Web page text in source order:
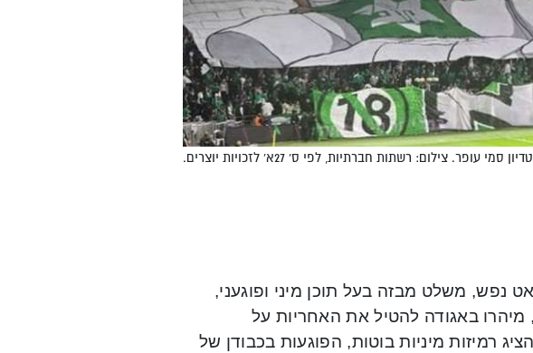
צילום: רשתות חברתיות, לפי ס' 27א' לזכויות יוצרים.
משלט מבזה בעל תוכן מיני ופוגעני,
מיהרו באגודה להטיל את האחריות על
מיניות בוטות, הפוגעות בכבודן של